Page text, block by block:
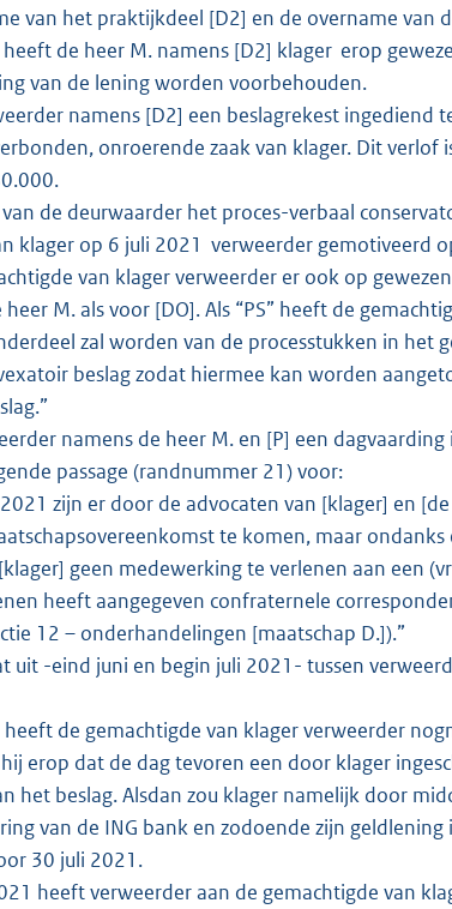
van het praktijkdeel [D2] en de overname van
de heer M. namens [D2] klager erop
van de lening worden voorbehouden.
namens [D2] een beslagrekest ingediend
onroerende zaak van klager. Dit
de deurwaarder het proces-verbaal
klager op 6 juli 2021 verweerder gemotiveerd
van klager verweerder er ook op
M. als voor [DO]. Als “PS” heeft de
zal worden van de processtukken in
beslag zodat hiermee kan worden
namens de heer M. en [P] een
passage (randnummer 21) voor:
zijn er door de advocaten van [klager] en
te komen, maar
geen medewerking te verlenen aan een
heeft aangegeven confraternele
12 – onderhandelingen [maatschap D.]).”
uit -eind juni en begin juli 2021- tussen
de gemachtigde van klager verweerder
erop dat de dag tevoren een door klager
het beslag. Alsdan zou klager namelijk door
van de ING bank en zodoende zijn geldlening
30 juli 2021.
heeft verweerder aan de gemachtigde van